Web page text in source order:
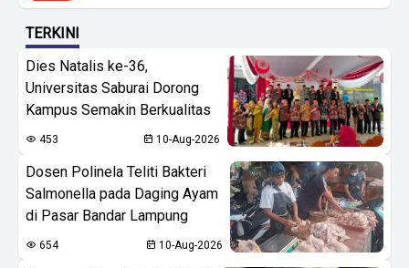
TERKINI
Dies Natalis ke-36,
Universitas Saburai Dorong
Kampus Semakin Berkualitas
453 10-Aug-2026
Dosen Polinela Teliti Bakteri
Salmonella pada Daging Ayam
di Pasar Bandar Lampung
654 10-Aug-2026